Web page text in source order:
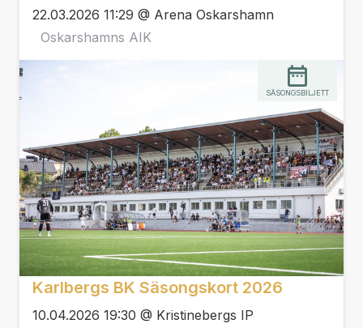
22.03.2026 11:29 @ Arena Oskarshamn
Oskarshamns AIK
Karlbergs BK Säsongskort 2026
10.04.2026 19:30 @ Kristinebergs IP
SÄSONGSBILJETT